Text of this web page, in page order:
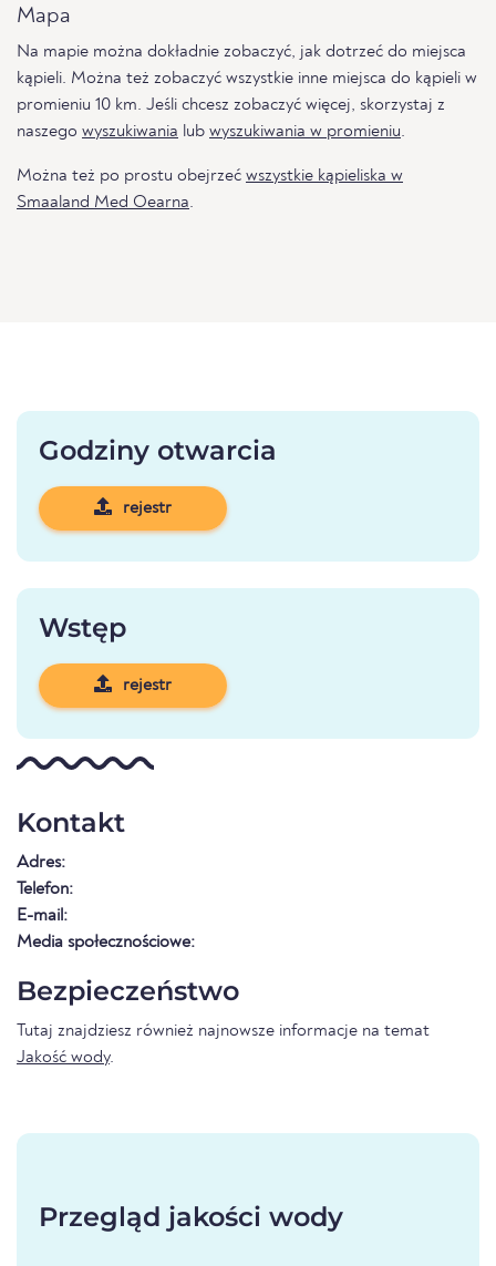
Mapa
Na mapie można dokładnie zobaczyć, jak dotrzeć do miejsca
kąpieli. Można też zobaczyć wszystkie inne miejsca do kąpieli w
promieniu 10 km. Jeśli chcesz zobaczyć więcej, skorzystaj z
naszego wyszukiwania lub wyszukiwania w promieniu.
Można też po prostu obejrzeć wszystkie kąpieliska w
Smaaland Med Oearna.
Godziny otwarcia
rejestr
Wstęp
rejestr
Kontakt
Adres:
Telefon:
E-mail:
Media społecznościowe:
Bezpieczeństwo
Tutaj znajdziesz również najnowsze informacje na temat
Jakość wody.
Przegląd jakości wody